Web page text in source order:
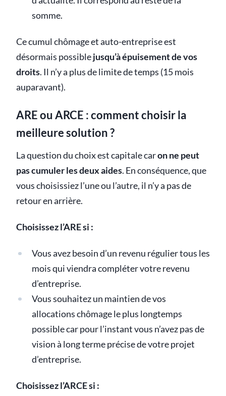
somme.
Ce cumul chômage et auto-entreprise est
désormais possiblejusqu’à épuisement de vos
droits. Il n’y a plus de limite de temps (15 mois
auparavant).
ARE ou ARCE : comment choisir la
meilleure solution ?
La question du choix est capitale caron ne peut
pas cumuler les deux aides. En conséquence, que
vous choisissiez l’une ou l’autre, il n’y a pas de
retour en arrière.
Choisissez l’ARE si :
Vous avez besoin d’un revenu régulier tous les
mois qui viendra compléter votre revenu
d’entreprise.
Vous souhaitez un maintien de vos
allocations chômage le plus longtemps
possible car pour l’instant vous n’avez pas de
vision à long terme précise de votre projet
d’entreprise.
Choisissez l’ARCE si :